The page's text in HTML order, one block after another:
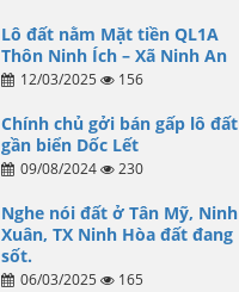
Lô đất nằm Mặt tiền QL1A
Thôn Ninh Ích – Xã Ninh An
12/03/2025 156
Chính chủ gởi bán gấp lô đất
gần biển Dốc Lết
09/08/2024 230
Nghe nói đất ở Tân Mỹ, Ninh
Xuân, TX Ninh Hòa đất đang
sốt.
06/03/2025 165